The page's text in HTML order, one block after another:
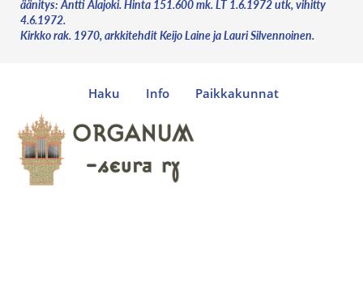
äänitys: Antti Alajoki. Hinta 151.600 mk. LT 1.6.1972 utk, vihitty
4.6.1972.
Kirkko rak. 1970, arkkitehdit Keijo Laine ja Lauri Silvennoinen.
Haku Info Paikkakunnat